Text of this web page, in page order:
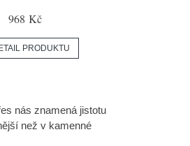
968 Kč
PRODUKTU
nás znamená jistotu
než v kamenné